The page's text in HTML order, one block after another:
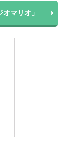
マリオ」